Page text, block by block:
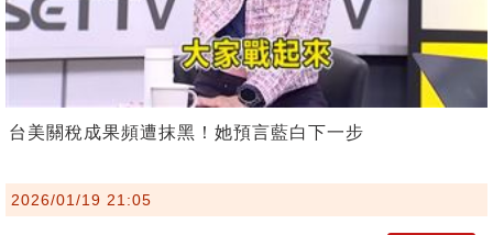
台美關稅成果頻遭抹黑！她預言藍白下一步
2026/01/19 21:05